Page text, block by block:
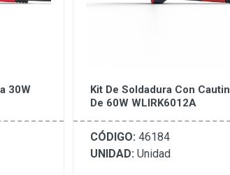
30W
Kit De Soldadura Con Cautin
De 60W WLIRK6012A
CÓDIGO: 46184
UNIDAD: Unidad